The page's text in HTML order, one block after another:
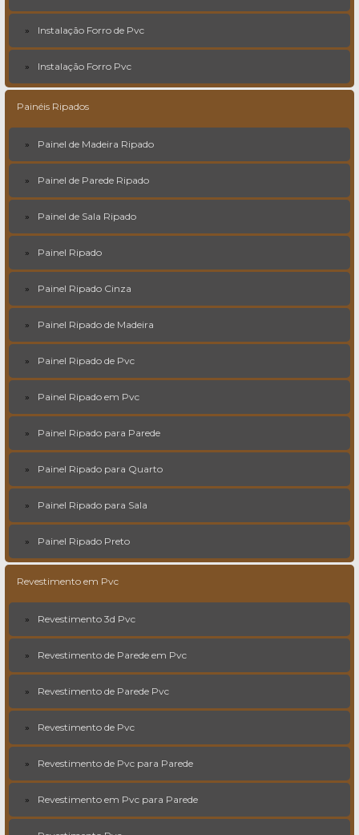
Instalação Forro de Pvc
Instalação Forro Pvc
Painéis Ripados
Painel de Madeira Ripado
Painel de Parede Ripado
Painel de Sala Ripado
Painel Ripado
Painel Ripado Cinza
Painel Ripado de Madeira
Painel Ripado de Pvc
Painel Ripado em Pvc
Painel Ripado para Parede
Painel Ripado para Quarto
Painel Ripado para Sala
Painel Ripado Preto
Revestimento em Pvc
Revestimento 3d Pvc
Revestimento de Parede em Pvc
Revestimento de Parede Pvc
Revestimento de Pvc
Revestimento de Pvc para Parede
Revestimento em Pvc para Parede